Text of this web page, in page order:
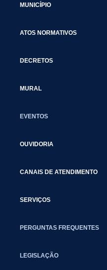
MUNICÍPIO
ATOS NORMATIVOS
DECRETOS
MURAL
EVENTOS
OUVIDORIA
CANAIS DE ATENDIMENTO
SERVIÇOS
PERGUNTAS FREQUENTES
LEGISLAÇÃO